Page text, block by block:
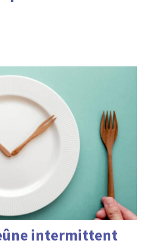
intermittent